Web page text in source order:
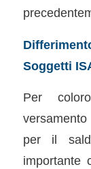
Soggetti
Per
per il
importante